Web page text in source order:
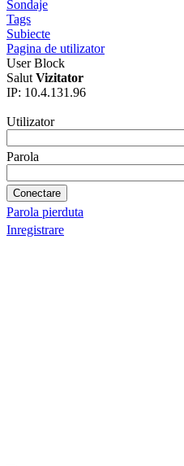
Sondaje
Tags
Subiecte
Pagina de utilizator
User Block
Salut Vizitator
IP: 10.4.131.96
Utilizator
Parola
Parola pierduta
Inregistrare